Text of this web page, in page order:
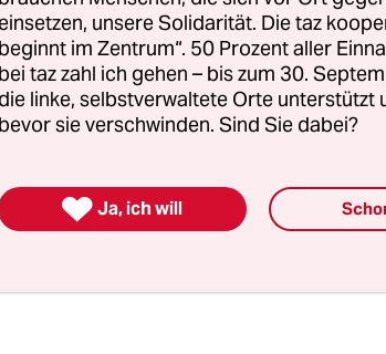
nostalgischen Sehnsuchtsort vieler
dem Platz mit viel Beton und
der „99 Prozent“vor knapp
. Sie wollte im Nachgang der
des einen Prozents protestieren
im Park gegen die Banker
unsere Solidarität. Die taz
beginnt im Zentrum“. 50 Prozent aller
bei taz zahl ich gehen – bis zum 30.
die linke, selbstverwaltete Orte unterstützt
bevor sie verschwinden. Sind Sie dabei?
 Ja, ich will